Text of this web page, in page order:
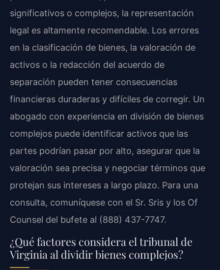
significativos o complejos, la representación
legal es altamente recomendable. Los errores
en la clasificación de bienes, la valoración de
activos o la redacción del acuerdo de
separación pueden tener consecuencias
financieras duraderas y difíciles de corregir. Un
abogado con experiencia en división de bienes
complejos puede identificar activos que las
partes podrían pasar por alto, asegurar que la
valoración sea precisa y negociar términos que
protejan sus intereses a largo plazo. Para una
consulta, comuníquese con el Sr. Sris y los Of
Counsel del bufete al (888) 437-7747.
¿Qué factores considera el tribunal de
Virginia al dividir bienes complejos?